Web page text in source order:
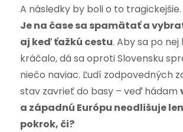
A následky by boli o to tragickejšie.
Je na čase sa spamätať a
aj keď ťažkú cestu. Aby sa po nej
kráčalo, dá sa oproti Slovensku
niečo naviac. Ľudí zodpovedných
stav zavrieť do basy – veď hádam
a západnú Európu neodlišuje
pokrok, či?